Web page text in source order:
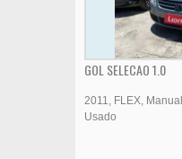
GOL SELECAO 1.0
2011 FLEX Manual
Usado